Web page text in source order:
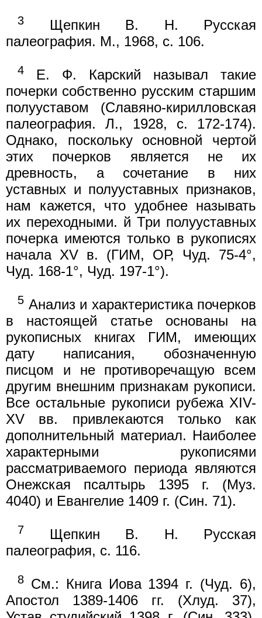
3
Щепкин В. Н. Русская
палеография. М., 1968, с. 106.
4
Е. Ф. Карский называл такие
почерки собственно русским старшим
полууставом (Славяно-кирилловская
палеография. Л., 1928, с. 172-174).
Однако, поскольку основной чертой
этих почерков является не их
древность, а сочетание в них
уставных и полууставных признаков,
нам кажется, что удобнее называть
их переходными. й Три полууставных
почерка имеются только в рукописях
начала XV в. (ГИМ, ОР, Чуд. 75-4°,
Чуд. 168-1°, Чуд. 197-1°).
5 Анализ и характеристика почерков
в настоящей статье основаны на
рукописных книгах ГИМ, имеющих
дату написания, обозначенную
писцом и не противоречащую всем
другим внешним признакам рукописи.
Все остальные рукописи рубежа XIV-
XV вв. привлекаются только как
дополнительный материал. Наиболее
характерными рукописями
рассматриваемого периода являются
Онежская псалтырь 1395 г. (Муз.
4040) и Евангелие 1409 г. (Син. 71).
7
Щепкин В. Н. Русская
палеография, с. 116.
8 См.: Книга Иова 1394 г. (Чуд. 6),
Апостол 1389-1406 гг. (Хлуд. 37),